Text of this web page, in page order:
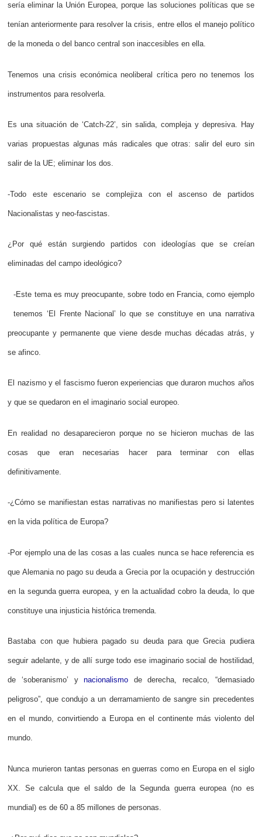
sería eliminar la Unión Europea, porque las soluciones políticas que se
tenían anteriormente para resolver la crisis, entre ellos el manejo político
de la moneda o del banco central son inaccesibles en ella.
Tenemos una crisis económica neoliberal crítica pero no tenemos los
instrumentos para resolverla.
Es una situación de ‘Catch-22’, sin salida, compleja y depresiva. Hay
varias propuestas algunas más radicales que otras: salir del euro sin
salir de la UE; eliminar los dos.
-Todo este escenario se complejiza con el ascenso de partidos
Nacionalistas y neo-fascistas.
¿Por qué están surgiendo partidos con ideologías que se creían
eliminadas del campo ideológico?
-Este tema es muy preocupante, sobre todo en Francia, como ejemplo
tenemos ‘El Frente Nacional’ lo que se constituye en una narrativa
preocupante y permanente que viene desde muchas décadas atrás, y
se afinco.
El nazismo y el fascismo fueron experiencias que duraron muchos años
y que se quedaron en el imaginario social europeo.
En realidad no desaparecieron porque no se hicieron muchas de las
cosas que eran necesarias hacer para terminar con ellas
definitivamente.
-¿Cómo se manifiestan estas narrativas no manifiestas pero si latentes
en la vida política de Europa?
-Por ejemplo una de las cosas a las cuales nunca se hace referencia es
que Alemania no pago su deuda a Grecia por la ocupación y destrucción
en la segunda guerra europea, y en la actualidad cobro la deuda, lo que
constituye una injusticia histórica tremenda.
Bastaba con que hubiera pagado su deuda para que Grecia pudiera
seguir adelante, y de allí surge todo ese imaginario social de hostilidad,
de ‘soberanismo’ ynacionalismo de derecha, recalco, “demasiado
peligroso”, que condujo a un derramamiento de sangre sin precedentes
en el mundo, convirtiendo a Europa en el continente más violento del
mundo.
Nunca murieron tantas personas en guerras como en Europa en el siglo
XX. Se calcula que el saldo de la Segunda guerra europea (no es
mundial) es de 60 a 85 millones de personas.